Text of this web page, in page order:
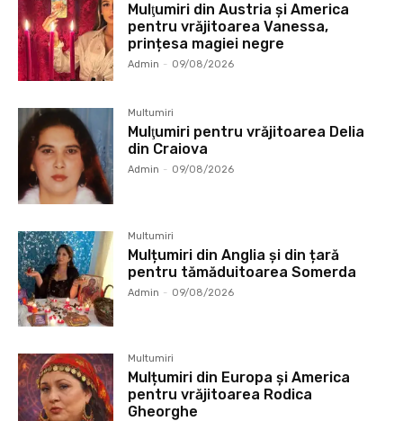
Mulţumiri din Austria și America
pentru vrăjitoarea Vanessa,
prințesa magiei negre
Admin - 09/08/2026
Multumiri
Mulţumiri pentru vrăjitoarea Delia
din Craiova
Admin - 09/08/2026
Multumiri
Mulțumiri din Anglia și din țară
pentru tămăduitoarea Somerda
Admin - 09/08/2026
Multumiri
Mulțumiri din Europa și America
pentru vrăjitoarea Rodica
Gheorghe